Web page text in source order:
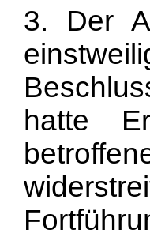
3. Der
hatte